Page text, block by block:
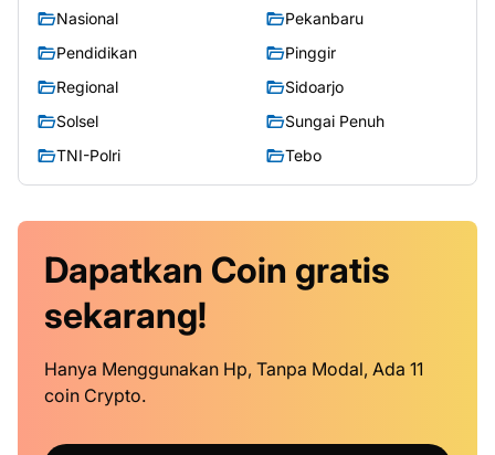
Nasional
Pekanbaru
Pendidikan
Pinggir
Regional
Sidoarjo
Solsel
Sungai Penuh
TNI-Polri
Tebo
Dapatkan Coin gratis
sekarang!
Hanya Menggunakan Hp, Tanpa Modal, Ada 11
coin Crypto.